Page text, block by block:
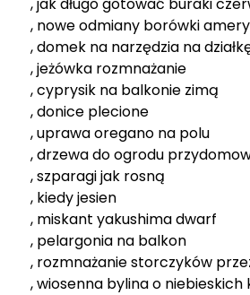
, nowe odmiany borówki
, domek na narzędzia na
, jeżówka rozmnażanie
, cyprysik na balkonie zimą
, donice plecione
, uprawa oregano na polu
, drzewa do ogrodu
, szparagi jak rosną
, kiedy jesien
, miskant yakushima dwarf
, pelargonia na balkon
, rozmnażanie storczyków
, wiosenna bylina o